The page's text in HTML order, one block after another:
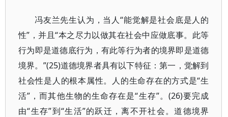
冯友兰先生认为，当人“能觉解是社会底是人的
性”，并且“本之尽力以做其在社会中应做底事。此等
行为即是道德底行为，有此等行为者的境界即是道德
境界。”(25)道德境界者具有以下特征：第一，觉解到
社会性是人的根本属性。人的生命存在的方式是“生
活”，而其他生物的生命存在是“生存”。(26)要完成
由“生存”到“生活”的跃迁，离不开社会。道德境界